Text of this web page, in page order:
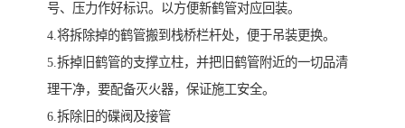
号、压力作好标识。以方便新鹤管对应回装。
4.将拆除掉的鹤管搬到栈桥栏杆处，便于吊装更换。
5.拆掉旧鹤管的支撑立柱，并把旧鹤管附近的一切品清
理干净，要配备灭火器，保证施工安全。
6.拆除旧的碟阀及接管